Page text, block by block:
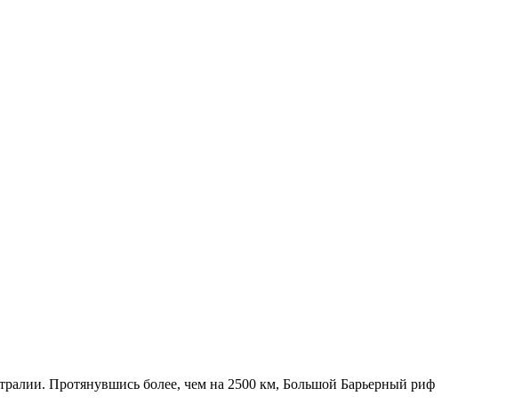
Протянувшись более, чем на 2500 км, Большой Барьерный риф